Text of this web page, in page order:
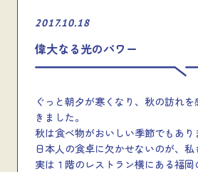
2017.10.18
偉大なる光のパワー
ぐっと朝夕が寒くなり、秋の訪れ
きました。
秋は食べ物がおいしい季節でもあり
日本人の食卓に欠かせないのが、私
実は１階のレストラン横にある福